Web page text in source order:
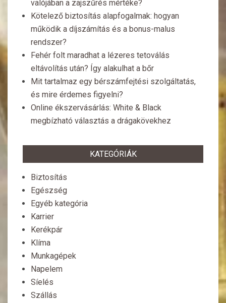
valójában a zajszűrés mértéke?
Kötelező biztosítás alapfogalmak: hogyan
működik a díjszámítás és a bonus-malus
rendszer?
Fehér folt maradhat a lézeres tetoválás
eltávolítás után? Így alakulhat a bőr
Mit tartalmaz egy bérszámfejtési szolgáltatás,
és mire érdemes figyelni?
Online ékszervásárlás: White & Black
megbízható választás a drágakövekhez
KATEGÓRIÁK
Biztosítás
Egészség
Egyéb kategória
Karrier
Kerékpár
Klíma
Munkagépek
Napelem
Síelés
Szállás